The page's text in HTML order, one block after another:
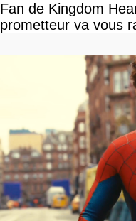
Fan de Kingdom
prometteur va vous